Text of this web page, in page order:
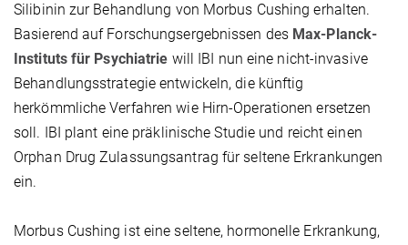
Silibinin zur Behandlung von Morbus Cushing erhalten.
Basierend auf Forschungsergebnissen des Max-Planck-
Instituts für Psychiatrie will IBI nun eine nicht-invasive
Behandlungsstrategie entwickeln, die künftig
herkömmliche Verfahren wie Hirn-Operationen ersetzen
soll. IBI plant eine präklinische Studie und reicht einen
Orphan Drug Zulassungsantrag für seltene Erkrankungen
ein.
Morbus Cushing ist eine seltene, hormonelle Erkrankung,